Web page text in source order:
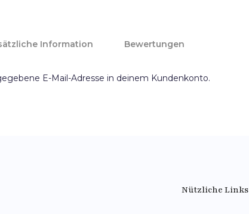
Information Bewertungen
E-Mail-Adresse in deinem Kundenkonto.
Nützliche Links